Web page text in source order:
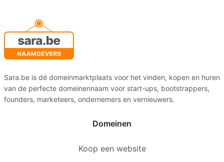
Sara.be is dé domeinmarktplaats voor het vinden, kopen en huren
van de perfecte domeinennaam voor start-ups, bootstrappers,
founders, marketeers, ondernemers en vernieuwers.
Domeinen
Koop een website